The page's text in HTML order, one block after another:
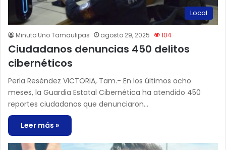
Local
Minuto Uno Tamaulipas agosto 29, 2025 104
Ciudadanos denuncias 450 delitos
cibernéticos
Perla Reséndez VICTORIA, Tam.- En los últimos ocho
meses, la Guardia Estatal Cibernética ha atendido 450
reportes ciudadanos que denunciaron…
Leer más »